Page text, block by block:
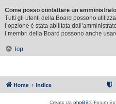
Come posso contattare un
Tutti gli utenti della Board possono
l’opzione è stata abilitata
I membri della Board possono anche
Top
Home Indice
Creato da phpBB® Forum